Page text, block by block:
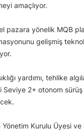
amaçlıyor.
pazara yönelik MQB
gelişmiş
yardımı, tehlike
2+ otonom
Kurulu Üyesi ve